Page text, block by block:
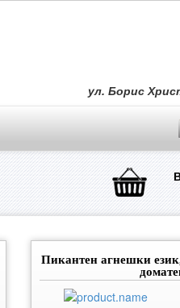
ул. Борис
Пикантен агнешки